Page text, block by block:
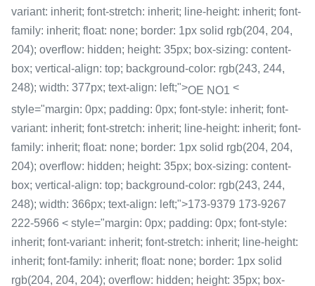
variant: inherit; font-stretch: inherit; line-height: inherit; font-
family: inherit; float: none; border: 1px solid rgb(204, 204,
204); overflow: hidden; height: 35px; box-sizing: content-
box; vertical-align: top; background-color: rgb(243, 244,
248); width: 377px; text-align: left;">OE NO1 <
style="margin: 0px; padding: 0px; font-style: inherit; font-
variant: inherit; font-stretch: inherit; line-height: inherit; font-
family: inherit; float: none; border: 1px solid rgb(204, 204,
204); overflow: hidden; height: 35px; box-sizing: content-
box; vertical-align: top; background-color: rgb(243, 244,
248); width: 366px; text-align: left;">173-9379 173-9267
222-5966 < style="margin: 0px; padding: 0px; font-style:
inherit; font-variant: inherit; font-stretch: inherit; line-height:
inherit; font-family: inherit; float: none; border: 1px solid
rgb(204, 204, 204); overflow: hidden; height: 35px; box-